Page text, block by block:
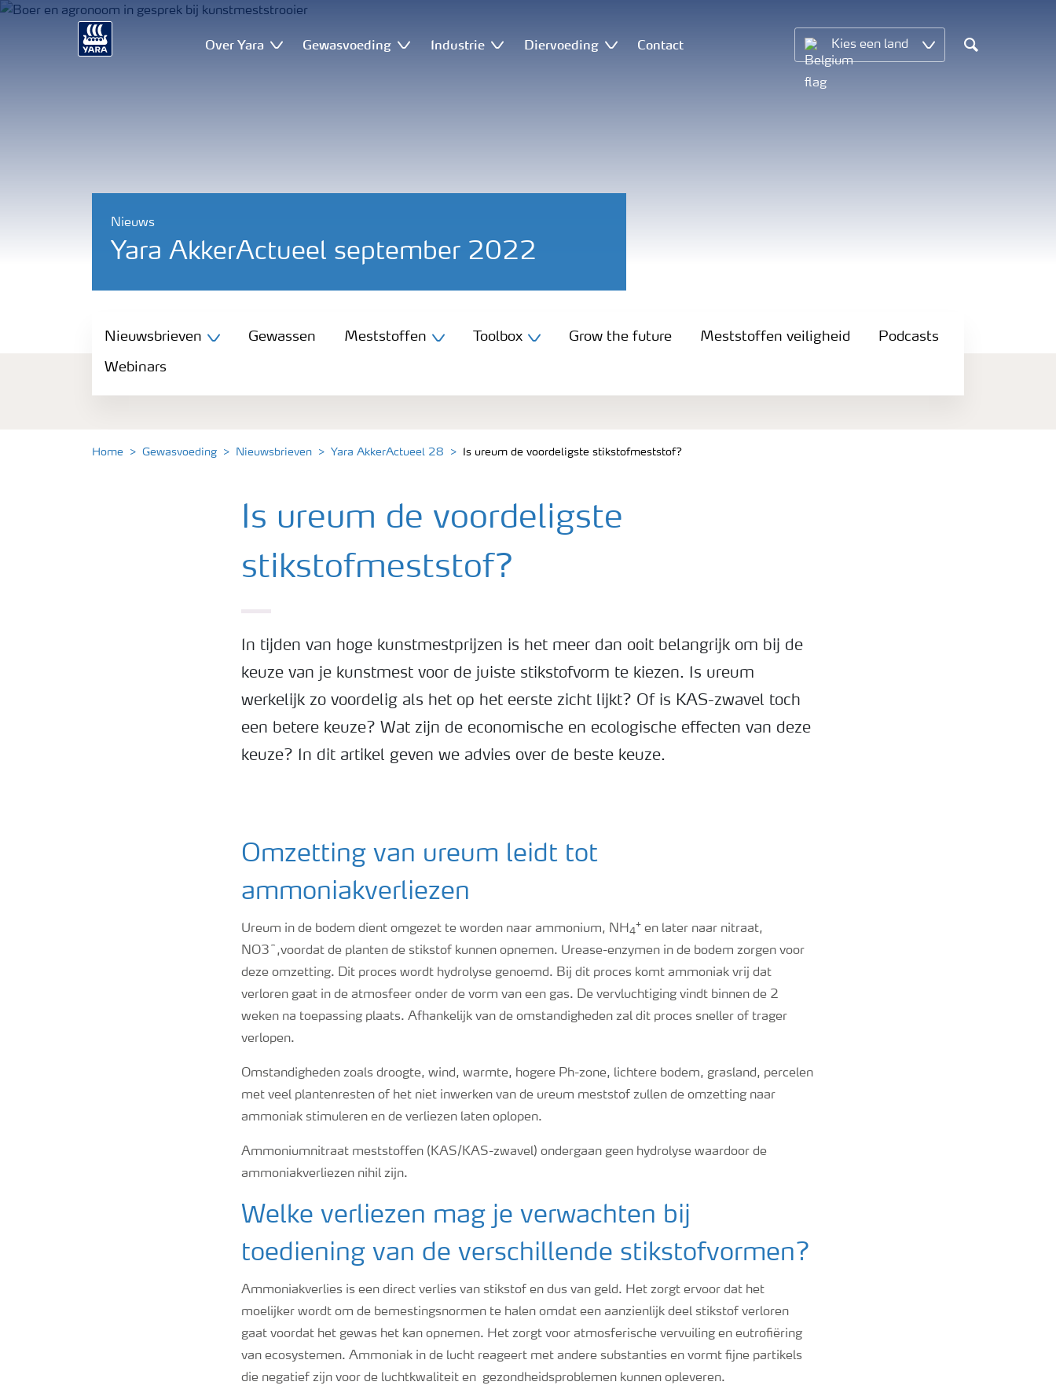
Over Yara Gewasvoeding Industrie Diervoeding Contact Kies een land
Search
Nieuws
Yara AkkerActueel september 2022
Gewassen
Nieuwsbrieven Gewassen Meststoffen Toolbox Grow the future Meststoffen veiligheid Podcasts
Webinars
Home Gewasvoeding Nieuwsbrieven Yara AkkerActueel 28 Is ureum de voordeligste stikstofmeststof?
Is ureum de voordeligste
stikstofmeststof?
In tijden van hoge kunstmestprijzen is het meer dan ooit belangrijk om bij de
keuze van je kunstmest voor de juiste stikstofvorm te kiezen. Is ureum
werkelijk zo voordelig als het op het eerste zicht lijkt? Of is KAS-zwavel toch
een betere keuze? Wat zijn de economische en ecologische effecten van deze
keuze? In dit artikel geven we advies over de beste keuze.
Omzetting van ureum leidt tot
ammoniakverliezen
Ureum in de bodem dient omgezet te worden naar ammonium, NH 4
+ en later naar nitraat,
NO3¯,voordat de planten de stikstof kunnen opnemen. Urease-enzymen in de bodem zorgen voor
deze omzetting. Dit proces wordt hydrolyse genoemd. Bij dit proces komt ammoniak vrij dat
verloren gaat in de atmosfeer onder de vorm van een gas. De vervluchtiging vindt binnen de 2
weken na toepassing plaats. Afhankelijk van de omstandigheden zal dit proces sneller of trager
verlopen.
Omstandigheden zoals droogte, wind, warmte, hogere Ph-zone, lichtere bodem, grasland, percelen
met veel plantenresten of het niet inwerken van de ureum meststof zullen de omzetting naar
ammoniak stimuleren en de verliezen laten oplopen.
Ammoniumnitraat meststoffen (KAS/KAS-zwavel) ondergaan geen hydrolyse waardoor de
ammoniakverliezen nihil zijn.
Welke verliezen mag je verwachten bij
toediening van de verschillende stikstofvormen?
Ammoniakverlies is een direct verlies van stikstof en dus van geld. Het zorgt ervoor dat het
moelijker wordt om de bemestingsnormen te halen omdat een aanzienlijk deel stikstof verloren
gaat voordat het gewas het kan opnemen. Het zorgt voor atmosferische vervuiling en eutrofiëring
van ecosystemen. Ammoniak in de lucht reageert met andere substanties en vormt fijne partikels
die negatief zijn voor de luchtkwaliteit en gezondheidsproblemen kunnen opleveren.